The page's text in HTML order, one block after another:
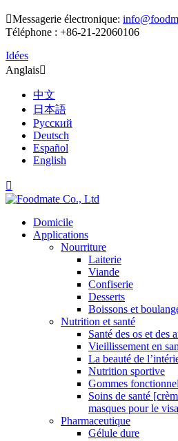
Messagerie électronique:
Téléphone : +86-21-22060106
Idées
Anglais
中文
日本語
Русский
Deutsch
Español
English

Domicile
Applications
Nourriture
Laiterie
Viande
Confiserie
Desserts
Boissons et
Nutrition et santé
Santé des os et des
Vieillissement en
La beauté de
Nutrition sportive
Gommes
Soins de santé
masques pour le
Pharmaceutique
Gélule dure